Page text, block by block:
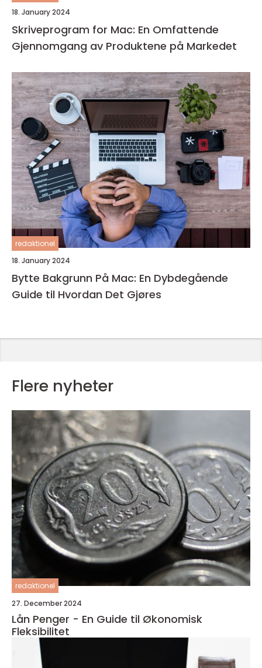
18. January 2024
Skriveprogram for Mac: En Omfattende
Gjennomgang av Produktene på Markedet
redaktionel
18. January 2024
Bytte Bakgrunn På Mac: En Dybdegående
Guide til Hvordan Det Gjøres
Flere nyheter
redaktionel
27. December 2024
Lån Penger - En Guide til Økonomisk
Fleksibilitet